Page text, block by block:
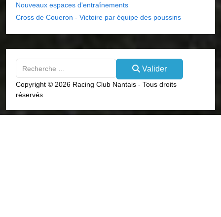
Nouveaux espaces d'entraînements
Cross de Coueron - Victoire par équipe des poussins
Type 2 or more characters for results.
Valider
Copyright © 2026 Racing Club Nantais - Tous droits
réservés